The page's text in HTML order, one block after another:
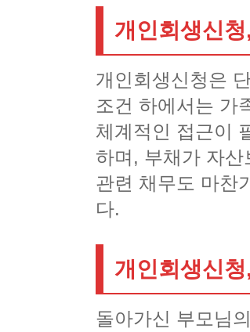
개인회생신
개인회생신청은
조건 하에서는 가
체계적인 접근이
하며, 부채가 자
관련 채무도 마찬
다.
개인회생신
돌아가신 부모님